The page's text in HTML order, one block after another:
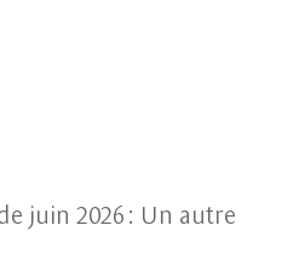
juin 2026 : Un autre